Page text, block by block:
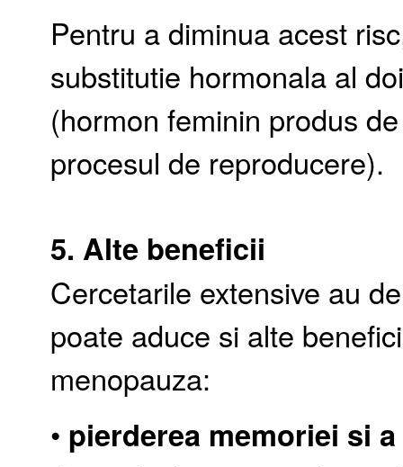
Pentru a diminua acest
substitutie hormonala al
(hormon feminin produs
procesul de reproducere).
5. Alte beneficii
Cercetarile extensive au
poate aduce si alte
menopauza:
• pierderea memoriei si